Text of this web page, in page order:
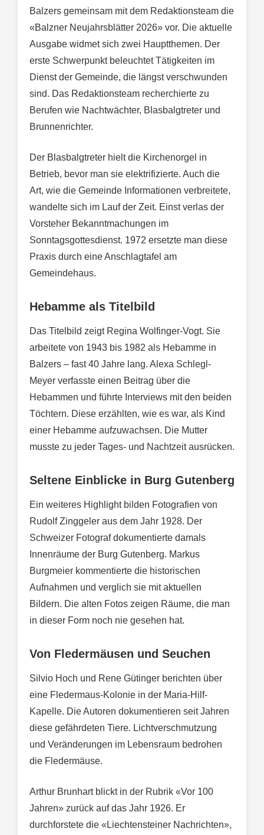
Balzers gemeinsam mit dem Redaktionsteam die
«Balzner Neujahrsblätter 2026» vor. Die aktuelle
Ausgabe widmet sich zwei Hauptthemen. Der
erste Schwerpunkt beleuchtet Tätigkeiten im
Dienst der Gemeinde, die längst verschwunden
sind. Das Redaktionsteam recherchierte zu
Berufen wie Nachtwächter, Blasbalgtreter und
Brunnenrichter.
Der Blasbalgtreter hielt die Kirchenorgel in
Betrieb, bevor man sie elektrifizierte. Auch die
Art, wie die Gemeinde Informationen verbreitete,
wandelte sich im Lauf der Zeit. Einst verlas der
Vorsteher Bekanntmachungen im
Sonntagsgottesdienst. 1972 ersetzte man diese
Praxis durch eine Anschlagtafel am
Gemeindehaus.
Hebamme als Titelbild
Das Titelbild zeigt Regina Wolfinger-Vogt. Sie
arbeitete von 1943 bis 1982 als Hebamme in
Balzers – fast 40 Jahre lang. Alexa Schlegl-
Meyer verfasste einen Beitrag über die
Hebammen und führte Interviews mit den beiden
Töchtern. Diese erzählten, wie es war, als Kind
einer Hebamme aufzuwachsen. Die Mutter
musste zu jeder Tages- und Nachtzeit ausrücken.
Seltene Einblicke in Burg Gutenberg
Ein weiteres Highlight bilden Fotografien von
Rudolf Zinggeler aus dem Jahr 1928. Der
Schweizer Fotograf dokumentierte damals
Innenräume der Burg Gutenberg. Markus
Burgmeier kommentierte die historischen
Aufnahmen und verglich sie mit aktuellen
Bildern. Die alten Fotos zeigen Räume, die man
in dieser Form noch nie gesehen hat.
Von Fledermäusen und Seuchen
Silvio Hoch und Rene Gütinger berichten über
eine Fledermaus-Kolonie in der Maria-Hilf-
Kapelle. Die Autoren dokumentieren seit Jahren
diese gefährdeten Tiere. Lichtverschmutzung
und Veränderungen im Lebensraum bedrohen
die Fledermäuse.
Arthur Brunhart blickt in der Rubrik «Vor 100
Jahren» zurück auf das Jahr 1926. Er
durchforstete die «Liechtensteiner Nachrichten»,